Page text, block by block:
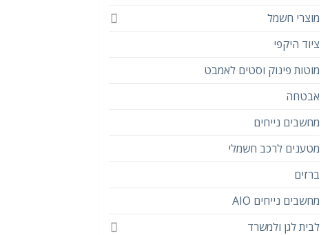
מוצרי חשמל
ציוד היקפי
מוטות פינוק וסטים לאמבט
אבטחה
מחשבים נייחים
מטענים לרכב חשמלי
ברזים
מחשבים נייחים AIO
לבית לגן ולמשרד